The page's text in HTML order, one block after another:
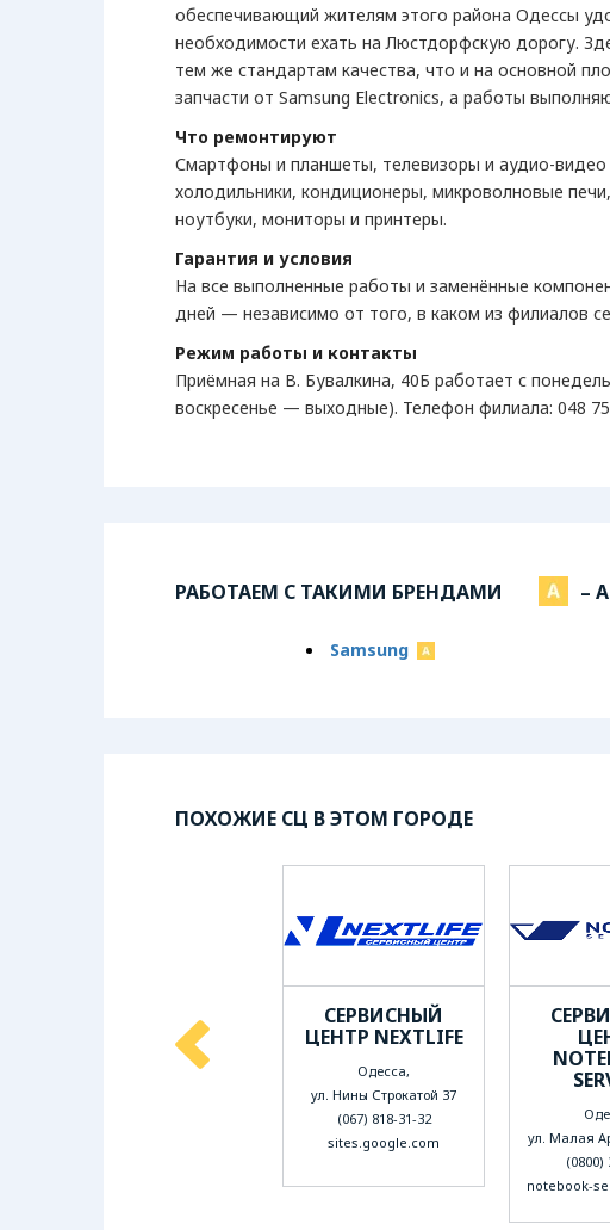
обеспечивающий жителям этого района Одессы
необходимости ехать на Люстдорфскую дорогу.
тем же стандартам качества, что и на основной
запчасти от Samsung Electronics, а работы
Что ремонтируют
Смартфоны и планшеты, телевизоры и аудио-
холодильники, кондиционеры, микроволновые
ноутбуки, мониторы и принтеры.
Гарантия и условия
На все выполненные работы и заменённые
дней — независимо от того, в каком из филиалов
Режим работы и контакты
Приёмная на В. Бувалкина, 40Б работает с
воскресенье — выходные). Телефон филиала: 048
РАБОТАЕМ С ТАКИМИ БРЕНДАМИ –
Samsung
ПОХОЖИЕ СЦ В ЭТОМ ГОРОДЕ
СЕРВИСНЫЙ
ЦЕНТР ИНТЕХ
СЕРВИСНЫЙ
ЦЕНТР NEXTLIFE
Одесса,
ул. Нины Строкатой 37
(067) 818-31-32
sites.google.com
ул. Малая
(0800)
notebook-